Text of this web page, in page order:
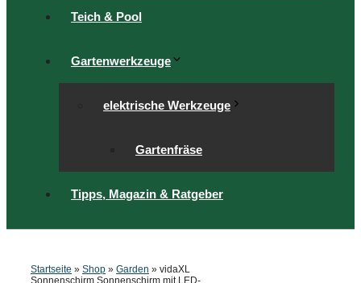
Teich & Pool
Gartenwerkzeuge
elektrische Werkzeuge
Gartenfräse
Tipps, Magazin & Ratgeber
Startseite » Shop » Garden » vidaXL
Sonnenschirm Sonnenschirm mit LED-